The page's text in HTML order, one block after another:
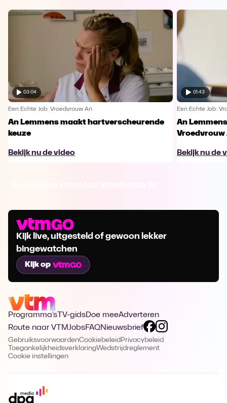
03:04
Een Echte Job: Vroedvrouw An
An Lemmens maakt hartverscheurende
keuze
Bekijk nu de video
01:43
Een Echte Job:
An
Vroedvrouw
Bekijk nu de
Kijk live, uitgesteld of gewoon lekker
bingewatchen
Kijk op
Programma's TV-gidsDoe meeAdverteren
Route naar VTMJobsFAQNieuwsbrief
GebruiksvoorwaardenCookiebeleid Privacybeleid
ToegankelijkheidsverklaringWedstrijdreglement
Cookie instellingen